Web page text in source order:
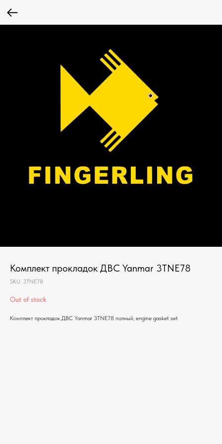
Комплект прокладок ДВС Yanmar 3TNE78
SKU: 3TNE78
Out of stock
Комплект прокладок ДВС Yanmar 3TNE78 полный, engine gasket set